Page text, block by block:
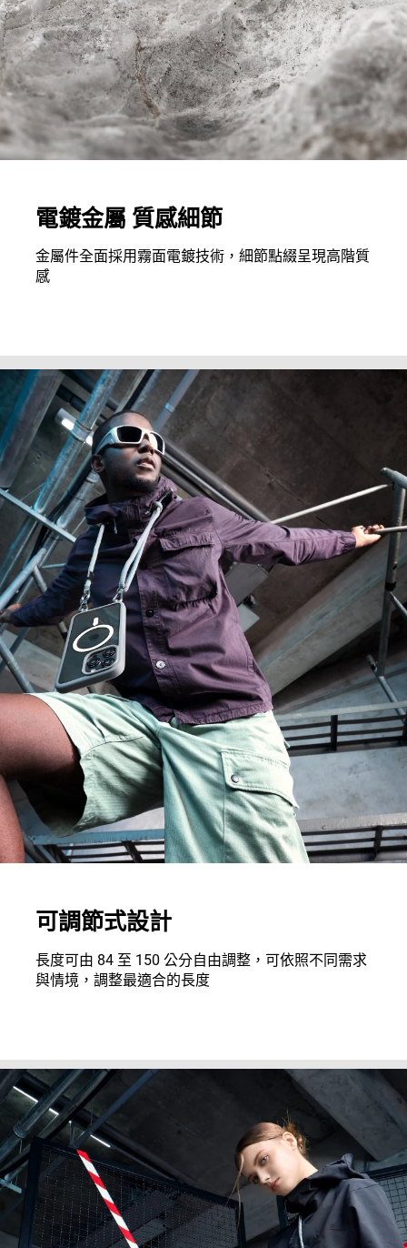
電鍍金屬 質感細節
金屬件全面採用霧面電鍍技術，細節點綴呈現高階質
感
可調節式設計
長度可由 84 至 150 公分自由調整，可依照不同需求
與情境，調整最適合的長度